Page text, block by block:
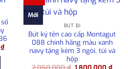
₫Giá
hiện
Mới
BÚT BI
Bút ký tên cao cấp Montagut
088 chính hãng màu xanh
navy tặng kèm 3 ngòi, túi và
hộp
Giá Giá